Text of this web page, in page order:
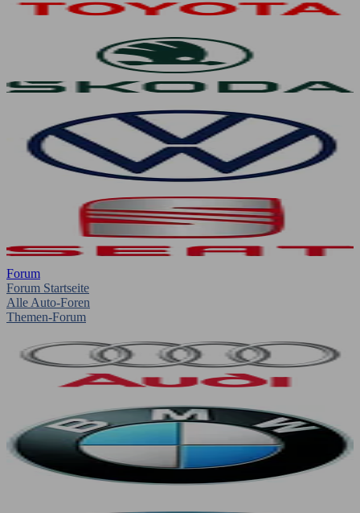
Forum
Forum Startseite
Alle Auto-Foren
Themen-Forum